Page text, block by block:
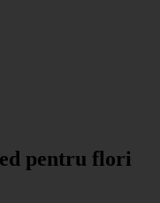
pentru flori